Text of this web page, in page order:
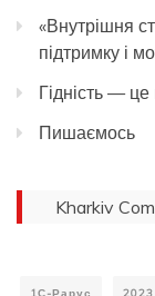
«Внутрішня
підтримку і
Гідність —
Пишаємось
Kharkiv